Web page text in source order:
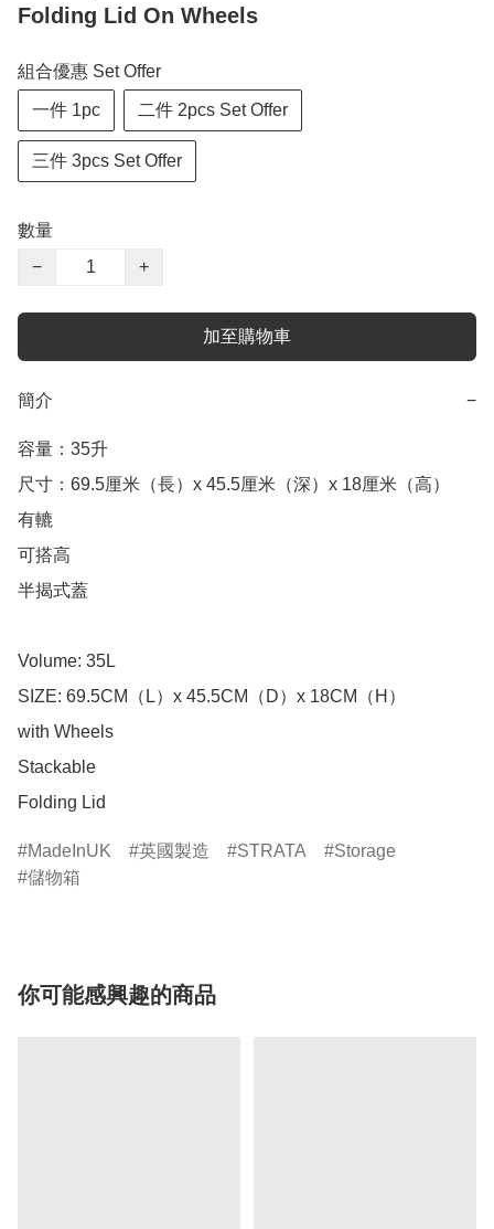
Folding Lid On Wheels
組合優惠 Set Offer
一件 1pc 二件 2pcs Set Offer
三件 3pcs Set Offer
數量
−
+
加至購物車
簡介 −
容量：35升
尺寸：69.5厘米（長）x 45.5厘米（深）x 18厘米（高）
有轆
可搭高
半揭式蓋
Volume: 35L
SIZE: 69.5CM（L）x 45.5CM（D）x 18CM（H）
with Wheels
Stackable
Folding Lid
MadeInUK 英國製造 STRATA
Storage
儲物箱
你可能感興趣的商品